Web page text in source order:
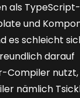
als
und
es schleicht
darauf
Compiler
nämlich